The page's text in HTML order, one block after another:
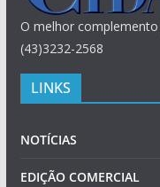
O melhor
(43)3232-2568
LINKS
NOTÍCIAS
EDIÇÃO COMERCIAL